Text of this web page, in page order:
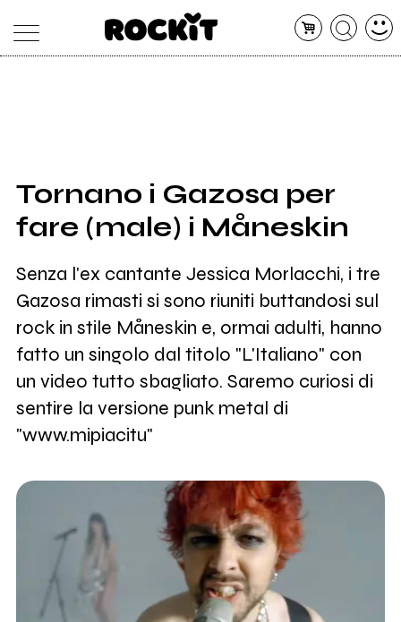
SHOP
RADIO
Tornano i Gazosa per
fare (male) i Måneskin
Senza l'ex cantante Jessica Morlacchi, i tre
Gazosa rimasti si sono riuniti buttandosi sul
rock in stile Måneskin e, ormai adulti, hanno
fatto un singolo dal titolo "L'Italiano" con
un video tutto sbagliato. Saremo curiosi di
sentire la versione punk metal di
"www.mipiacitu"